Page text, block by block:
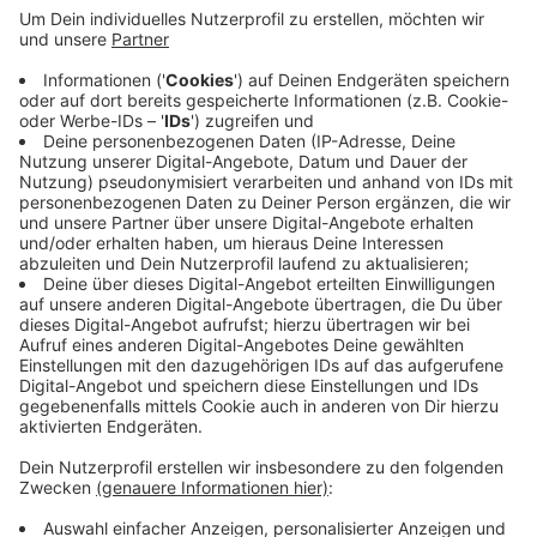
Abstand größtes Problem sei der
und Lebensmittelpreise. Die IHK hat auch Gäste
befragt, sie beklagen, dass Kneipen und
Restaurants kürzer geöffnet sind und dass der
Service nachgelassen habe. Wegen der Inflation
und höherer Preise gehen viele Menschen offenbar
seltener aus.
Veröffentlicht:Donnerstag, 16.11.2023 10:11
Anzeige
Anzeige